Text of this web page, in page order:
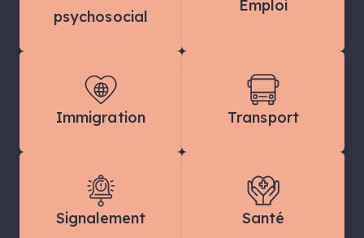
psychosocial
Emploi
Immigration Transport
Signalement Santé